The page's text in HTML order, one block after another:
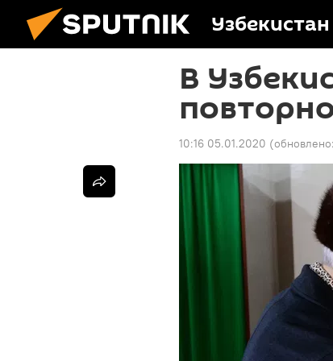
Узбекистан
В
10:16 05.01.2020 (обновлено: